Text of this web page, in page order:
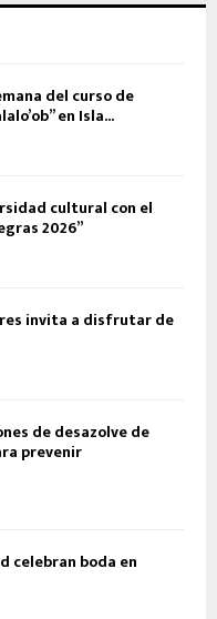
del curso de
en Isla...
cultural con el
2026”
invita a disfrutar de
de desazolve de
prevenir
celebran boda en